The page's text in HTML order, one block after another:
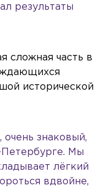
результаты
сложная часть в
исторической
знаковый,
Петербурге. Мы
лёгкий
вдвойне,